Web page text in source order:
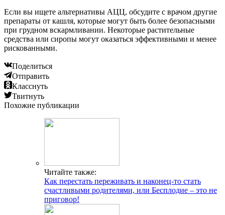
Если вы ищете альтернативы АЦЦ, обсудите с врачом другие
препараты от кашля, которые могут быть более безопасными
при грудном вскармливании. Некоторые растительные
средства или сиропы могут оказаться эффективными и менее
рискованными.
Поделиться
Отправить
Класснуть
Твитнуть
Похожие публикации
Читайте также:
Как перестать переживать и наконец-то стать
счастливыми родителями, или Бесплодие – это не
приговор!